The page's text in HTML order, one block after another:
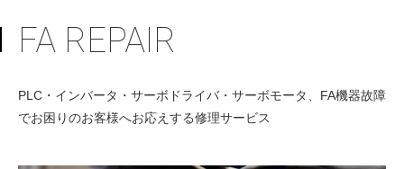
FA REPAIR
PLC・インバータ・サーボドライバ・サーボモータ、FA機器故障
でお困りのお客様へお応えする修理サービス